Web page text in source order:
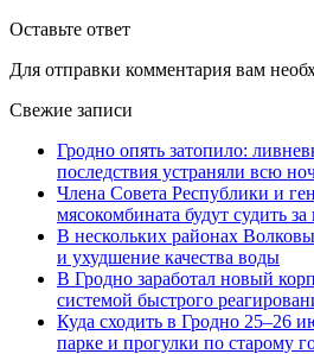
Оставьте ответ
Для отправки комментария вам
Свежие записи
Гродно опять затопило:
последствия устраняли всю
Члена Совета Республики и
мясокомбината будут судить
В нескольких районах
и ухудшение качества воды
В Гродно заработал новый
системой быстрого
Куда сходить в Гродно 25–26
парке и прогулки по старому